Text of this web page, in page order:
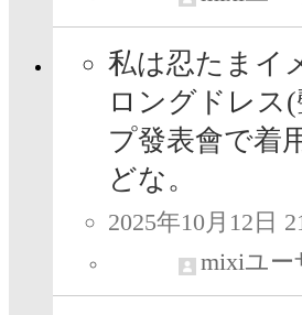
私は忍たまイ
ロングドレス
プ發表會で着
どな。
2025年10月12日
mixiユー